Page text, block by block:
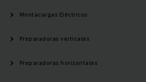
Montacargas Eléctricos
Preparadoras verticales
Preparadoras horizontales